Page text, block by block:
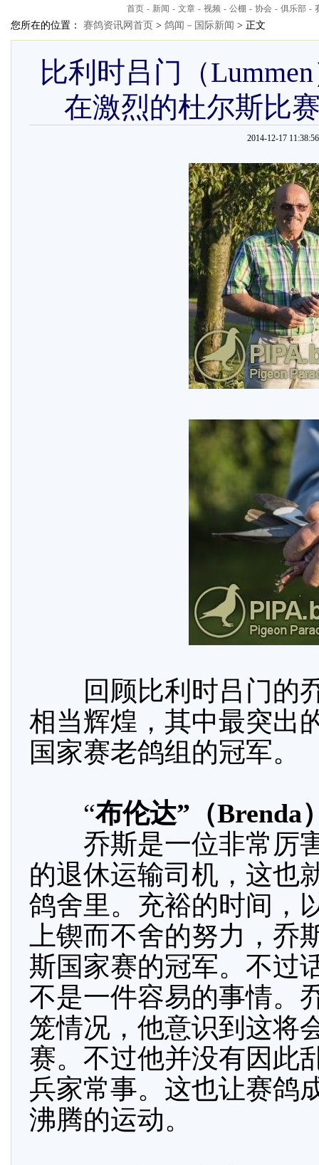
首页 - 新闻 - 文章 - 视频 - 公棚 - 协会 - 俱乐部 -
您所在的位置： 赛鸽资讯网首页 > 鸽闻－国际新闻 > 正文
比利时吕门（
在激烈的杜尔斯比
2014-12-17
回顾比利时吕门的乔
相当辉煌，其中最突出
国家赛老鸽组的冠军。
“布伦达”（Brenda
乔斯是一位非常厉害
的退休运输司机，这也
鸽舍里。充裕的时间，
上锲而不舍的努力，乔
斯国家赛的冠军。不过
不是一件容易的事情。
笼情况，他意识到这将
赛。不过他并没有因此
兵家常事。这也让赛鸽
沸腾的运动。